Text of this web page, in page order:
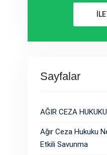
Sayfalar
AĞIR CEZA HUKUKU
Ağır Ceza Hukuku
Etkili Savunma